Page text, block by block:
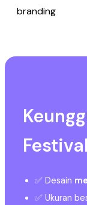
branding
✅ Desain
✅ Ukuran